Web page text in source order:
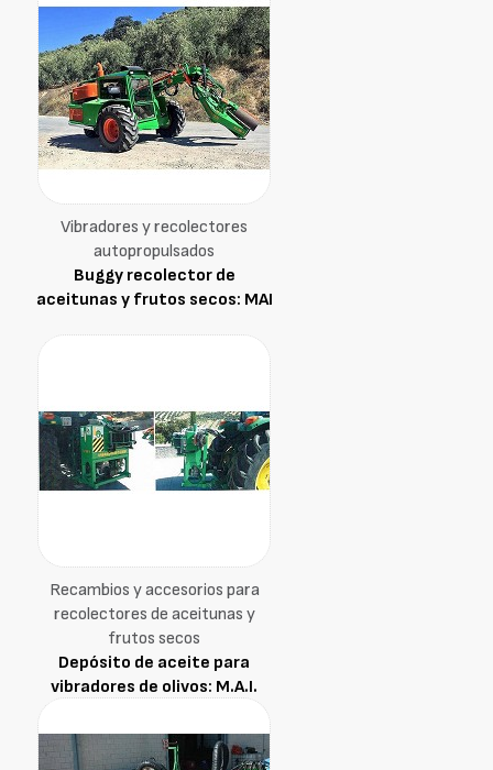
Vibradores y recolectores
autopropulsados
Buggy recolector de
aceitunas y frutos secos: MAI
Recambios y accesorios para
recolectores de aceitunas y
frutos secos
Depósito de aceite para
vibradores de olivos: M.A.I.